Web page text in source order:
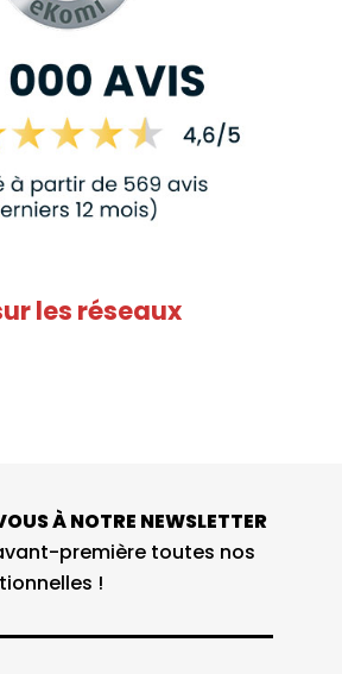
les réseaux
À NOTRE NEWSLETTER
première toutes nos
!